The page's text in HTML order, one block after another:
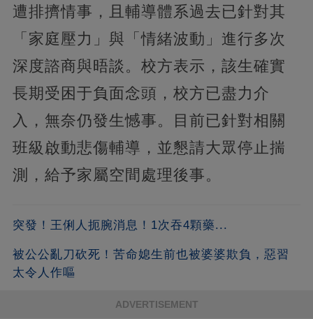
遭排擠情事，且輔導體系過去已針對其
「家庭壓力」與「情緒波動」進行多次
深度諮商與晤談。校方表示，該生確實
長期受困于負面念頭，校方已盡力介
入，無奈仍發生憾事。目前已針對相關
班級啟動悲傷輔導，並懇請大眾停止揣
測，給予家屬空間處理後事。
突發！王俐人扼腕消息！1次吞4顆藥...
被公公亂刀砍死！苦命媳生前也被婆婆欺負，惡習
太令人作嘔
ADVERTISEMENT